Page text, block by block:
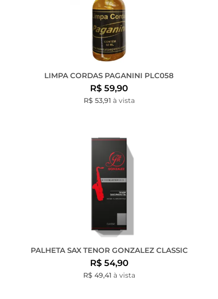
LIMPA CORDAS PAGANINI PLC058
R$ 59,90
R$ 53,91 à vista
PALHETA SAX TENOR GONZALEZ CLASSIC
R$ 54,90
R$ 49,41 à vista